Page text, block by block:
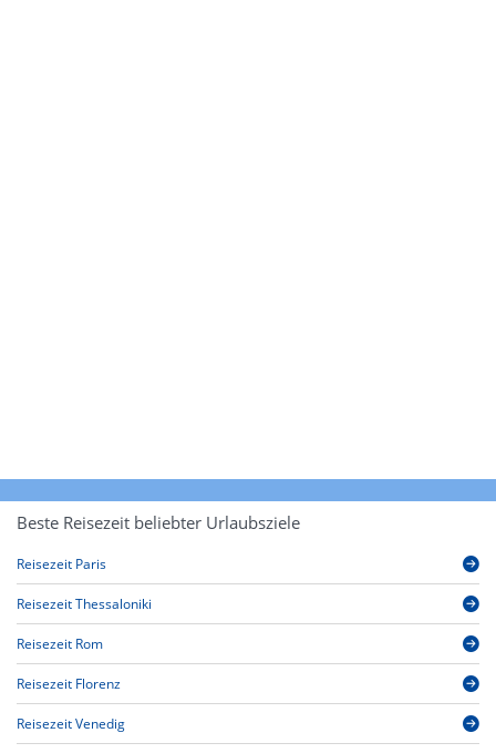
Beste Reisezeit beliebter Urlaubsziele
Reisezeit Paris
Reisezeit Thessaloniki
Reisezeit Rom
Reisezeit Florenz
Reisezeit Venedig